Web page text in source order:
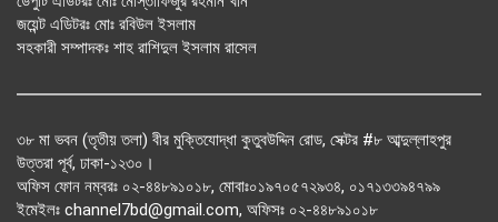
জয়েন্ট এডিটরঃ মোঃ রবিউল ইসলাম
সহকারী সম্পাদকঃ শাহ রাশিদুল ইসলাম রাসেল
৩৮ মা ভবন (তৃতীয় তলা) বীর মুক্তিযোদ্ধা কুতুবউদ্দিন রোড, সেক্টর #৮ আব্দুল্লাহপুর
উত্তরা পূর্ব, ঢাকা-১২৩০।
অফিস ফোন নম্বরঃ ০২-৪৪৮৯১০১৮, মোবাঃ০১৯৭০৫৭২৯৩৪, ০১৭১৩৩৯৪৭৯৯
ইমেইলঃ channel7bd@gmail.com, অফিসঃ ০২-৪৪৮৯১০১৮